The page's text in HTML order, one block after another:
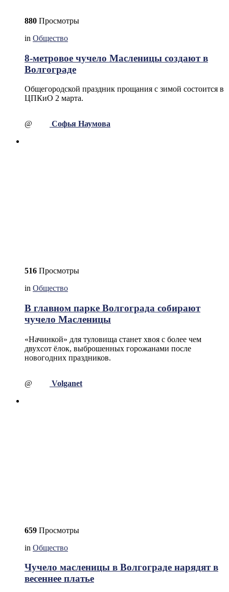
880 Просмотры
in Общество
8-метровое чучело Масленицы создают в
Волгограде
Общегородской праздник прощания с зимой состоится в
ЦПКиО 2 марта.
@ Софья Наумова
516 Просмотры
in Общество
В главном парке Волгограда собирают
чучело Масленицы
«Начинкой» для туловища станет хвоя с более чем
двухсот ёлок, выброшенных горожанами после
новогодних праздников.
@ Volganet
659 Просмотры
in Общество
Чучело масленицы в Волгограде нарядят в
весеннее платье